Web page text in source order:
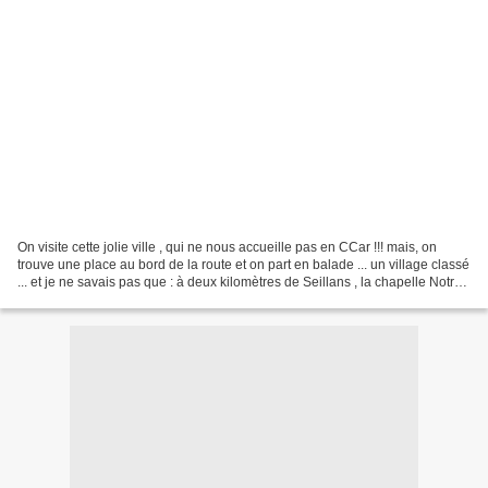
On visite cette jolie ville , qui ne nous accueille pas en CCar !!! mais, on
trouve une place au bord de la route et on part en balade ... un village classé
... et je ne savais pas que : à deux kilomètres de Seillans , la chapelle Notre-